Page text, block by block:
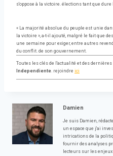
s'oppose à la victoire. élections tant que dure
« La majorité absolue du peuple est unie
la victoire », a-t-il ajouté, malgré le fait que
une semaine pour exiger, entre autres
du conflit. de son gouvernement.
Toutes les clés de l'actualité et des dernières
Independiente. rejoindre ici
Damien
Je suis Damien,
un espace que j'ai
intrications de la
fournir des analyses
lecteurs sur les